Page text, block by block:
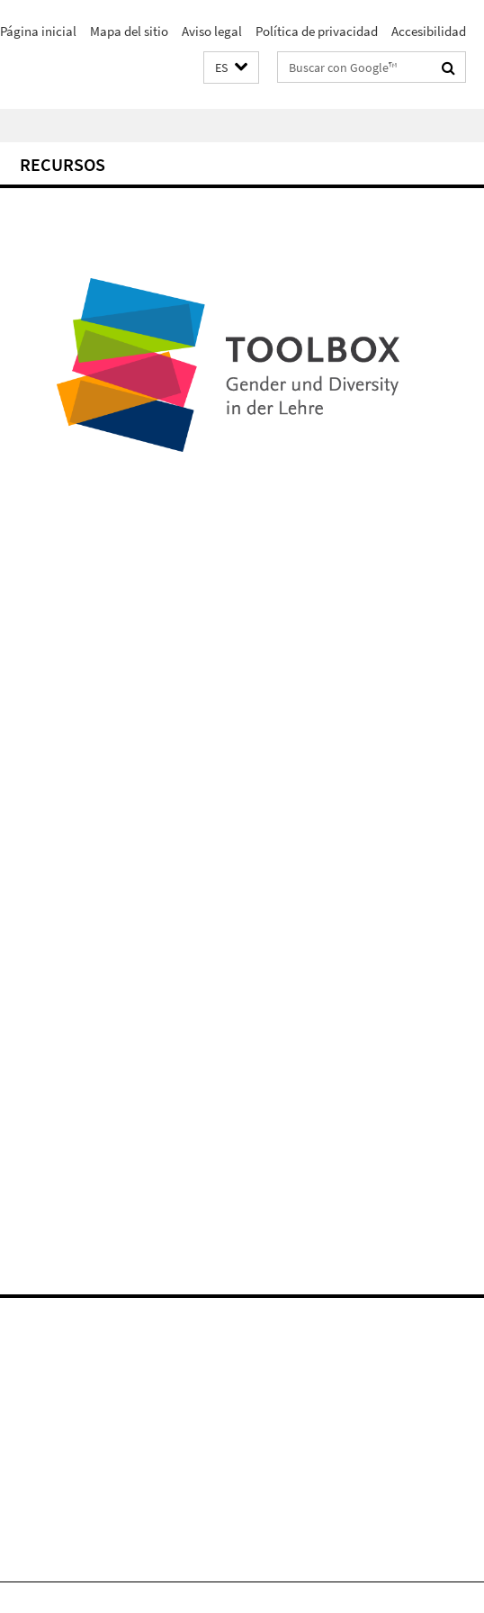
Página inicial Mapa del sitio Aviso legal Política de privacidad Accesibilidad
ES Suchbegriffe
RECURSOS